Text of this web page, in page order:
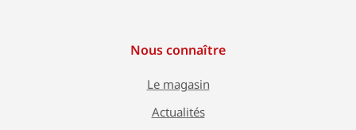
Nous connaître
Le magasin
Actualités